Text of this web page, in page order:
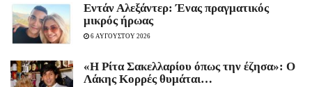
Εντάν Αλεξάντερ: Ένας πραγματικός
μικρός ήρωας
6 ΑΥΓΟΥΣΤΟΥ 2026
«Η Ρίτα Σακελλαρίου όπως την έζησα»: Ο
Λάκης Κορρές θυμάται…